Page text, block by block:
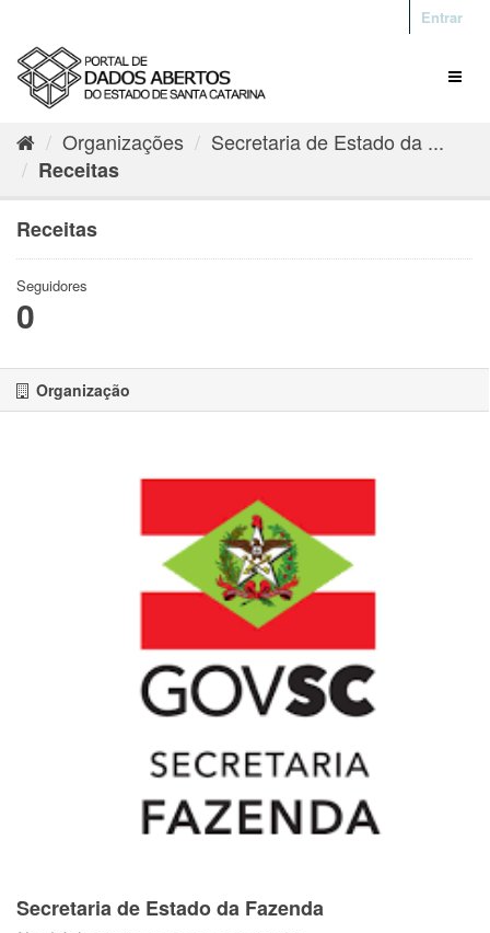
Entrar
Organizações
Secretaria de Estado da ...
Receitas
Receitas
Seguidores
0
Organização
Secretaria de Estado da Fazenda